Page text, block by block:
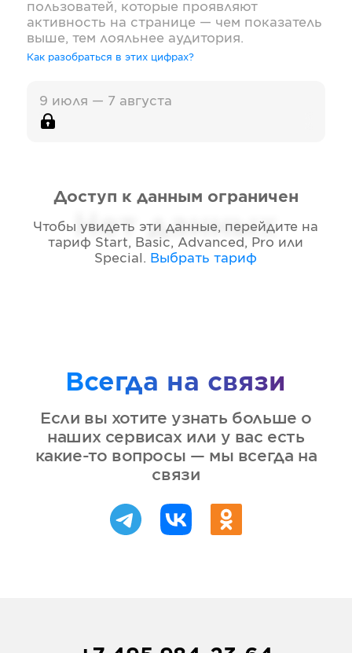
пользоватей, которые проявляют
активность на странице — чем показатель
выше, тем лояльнее аудитория.
Как разобраться в этих цифрах?
9 июля — 7 августа
Нет данных
Доступ к данным ограничен
Чтобы увидеть эти данные, перейдите на
тариф Start, Basic, Advanced, Pro или
Special . Выбрать тариф
Всегда на связи
Если вы хотите узнать больше о
наших сервисах или у вас есть
какие-то вопросы — мы всегда на
связи